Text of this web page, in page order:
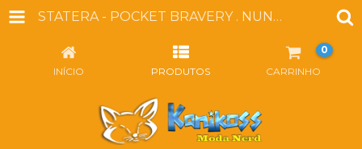
STATERA - POCKET BRAVERY . NUNO POWER - CAMISETA DRY FIT DE GAMES BRAZUKAS
INÍCIO PRODUTOS CARRINHO
0